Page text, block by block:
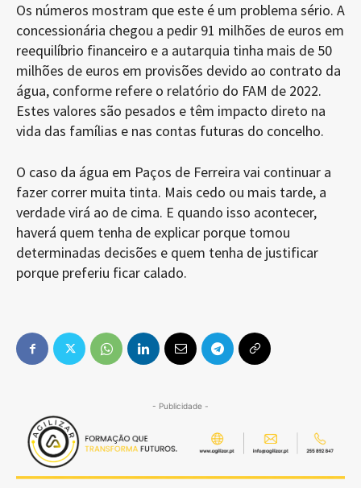
Os números mostram que este é um problema sério. A
concessionária chegou a pedir 91 milhões de euros em
reequilíbrio financeiro e a autarquia tinha mais de 50
milhões de euros em provisões devido ao contrato da
água, conforme refere o relatório do FAM de 2022.
Estes valores são pesados e têm impacto direto na
vida das famílias e nas contas futuras do concelho.
O caso da água em Paços de Ferreira vai continuar a
fazer correr muita tinta. Mais cedo ou mais tarde, a
verdade virá ao de cima. E quando isso acontecer,
haverá quem tenha de explicar porque tomou
determinadas decisões e quem tenha de justificar
porque preferiu ficar calado.
- Publicidade -